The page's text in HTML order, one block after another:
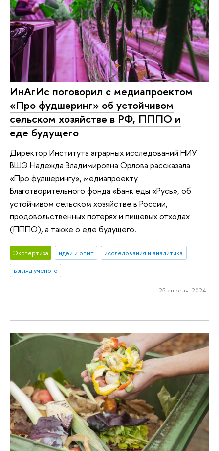
ИнАгИс поговорил с медиапроектом
«Про фудшеринг» об устойчивом
сельском хозяйстве в РФ, ПППО и
еде будущего
Директор Института аграрных исследований НИУ
ВШЭ Надежда Владимировна Орлова рассказала
«Про фудшерингу», медиапроекту
Благотворительного фонда «Банк еды «Русь», об
устойчивом сельском хозяйстве в России,
продовольственных потерях и пищевых отходах
(ПППО), а также о еде будущего.
Экспертиза идеи и опыт
исследования и аналитика
взгляд ученого
25 апреля 2024